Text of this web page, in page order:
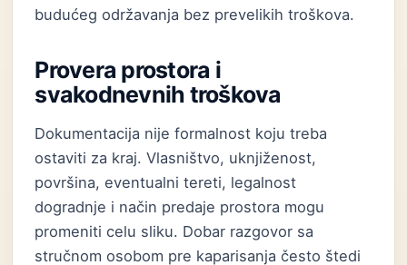
budućeg održavanja bez prevelikih troškova.
Provera prostora i
svakodnevnih troškova
Dokumentacija nije formalnost koju treba
ostaviti za kraj. Vlasništvo, uknjiženost,
površina, eventualni tereti, legalnost
dogradnje i način predaje prostora mogu
promeniti celu sliku. Dobar razgovor sa
stručnom osobom pre kaparisanja često štedi